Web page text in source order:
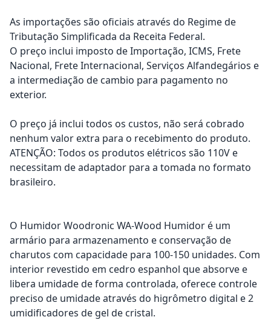
As importações são oficiais através do Regime de
Tributação Simplificada da Receita Federal.
O preço inclui imposto de Importação, ICMS, Frete
Nacional, Frete Internacional, Serviços Alfandegários e
a intermediação de cambio para pagamento no
exterior.
O preço já inclui todos os custos, não será cobrado
nenhum valor extra para o recebimento do produto.
ATENÇÃO: Todos os produtos elétricos são 110V e
necessitam de adaptador para a tomada no formato
brasileiro.
O Humidor Woodronic WA-Wood Humidor é um
armário para armazenamento e conservação de
charutos com capacidade para 100-150 unidades. Com
interior revestido em cedro espanhol que absorve e
libera umidade de forma controlada, oferece controle
preciso de umidade através do higrômetro digital e 2
umidificadores de gel de cristal.